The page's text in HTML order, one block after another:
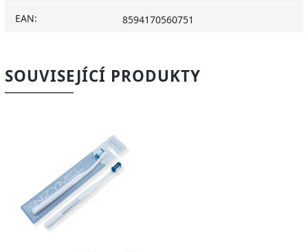
EAN: 8594170560751
SOUVISEJÍCÍ PRODUKTY